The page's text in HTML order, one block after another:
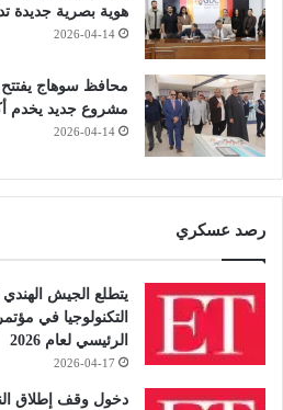
هوية بصرية جديدة
2026-04-14
محافظ سوهاج
مشروع جديد يخدم
2026-04-14
رصد عسكري
يتطلع الجيش
التكنولوجيا في
الرئيسي لعام 2026
2026-04-17
دخول وقف إطلاق